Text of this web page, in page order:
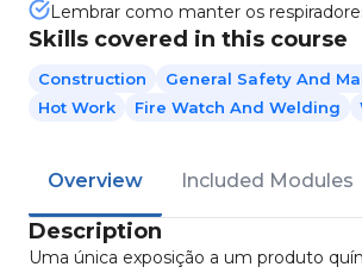
Lembrar como manter os
Skills covered in this course
Construction
General Safety And
Hot Work
Fire Watch And Welding
Overview Included Modules
Description
Uma única exposição a um produto